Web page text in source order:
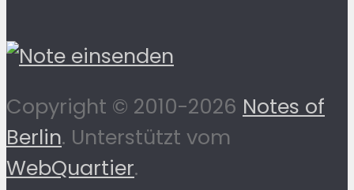
Copyright © 2010-2026 Notes of
Berlin. Unterstützt vom
WebQuartier.